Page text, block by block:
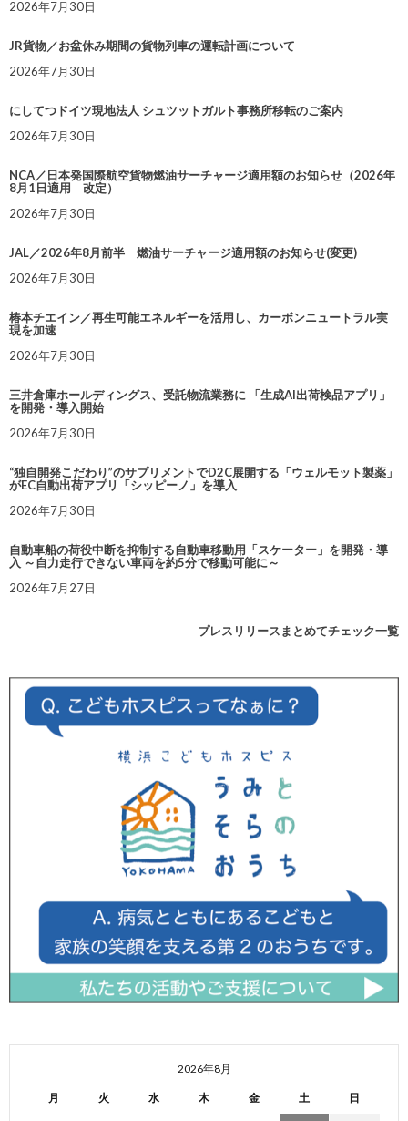
2026年7月30日
JR貨物／お盆休み期間の貨物列車の運転計画について
2026年7月30日
にしてつドイツ現地法人 シュツットガルト事務所移転のご案内
2026年7月30日
NCA／日本発国際航空貨物燃油サーチャージ適用額のお知らせ（2026年
8月1日適用 改定）
2026年7月30日
JAL／2026年8月前半 燃油サーチャージ適用額のお知らせ(変更)
2026年7月30日
椿本チエイン／再生可能エネルギーを活用し、カーボンニュートラル実
現を加速
2026年7月30日
三井倉庫ホールディングス、受託物流業務に 「生成AI出荷検品アプリ」
を開発・導入開始
2026年7月30日
“独自開発こだわり”のサプリメントでD2C展開する「ウェルモット製薬」
がEC自動出荷アプリ「シッピーノ」を導入
2026年7月30日
自動車船の荷役中断を抑制する自動車移動用「スケーター」を開発・導
入 ～自力走行できない車両を約5分で移動可能に～
2026年7月27日
プレスリリースまとめてチェック一覧
2026年8月
月 火 水 木 金 土 日